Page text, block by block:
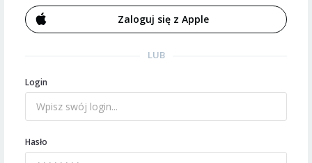
Zaloguj się z Apple
LUB
Login
Hasło